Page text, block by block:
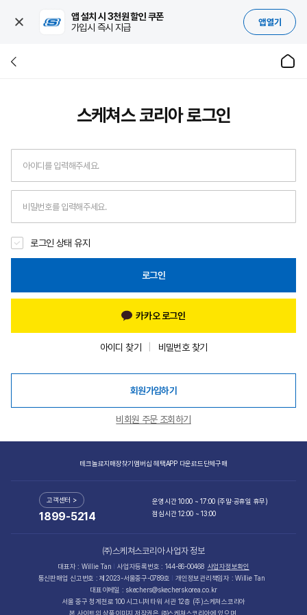
앱 설치 시 3천원 할인 쿠폰
가입시 즉시 지급
앱 열기
스케쳐스 코리아로그인
로그인 상태 유지
로그인
카카오 로그인
아이디 찾기 비밀번호 찾기
회원가입하기
비회원 주문 조회하기
㈜스케쳐스코리아 사업자 정보
대표자 : Willie Tan 사업자등록번호 : 144-86-00468 사업자정보확인
통신판매업 신고번호 : 제2023-서울중구-0789호
개인정보관리책임자 : Willie Tan
대표이메일 : skechers@skecherskorea.co.kr
서울 중구 청계천로 100 시그니처타워 서관 12층 (주)스케쳐스코리아
본 사이트의 상품이미지 저작권은 ㈜스케쳐스코리아에 있으며,
테크놀로지매장찾기멤버십 혜택APP 다운로드단체구매
고객센터 >
1899-5214
운영시간 10:00 ~ 17:00 (주말·공휴일 휴무)
점심시간 12:00 ~ 13:00